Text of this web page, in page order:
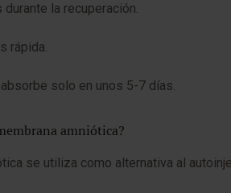
la recuperación.
rápida.
solo en unos 5-7 días.
amniótica?
se utiliza como alternativa al